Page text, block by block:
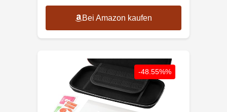
Bei Amazon kaufen
-48.55%%